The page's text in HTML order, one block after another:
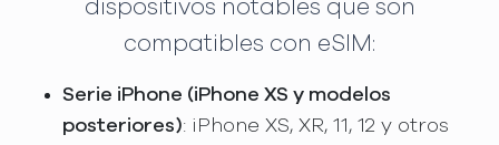
dispositivos notables que son
compatibles con eSIM:
Serie iPhone (iPhone XS y modelos
posteriores): iPhone XS, XR, 11, 12 y otros